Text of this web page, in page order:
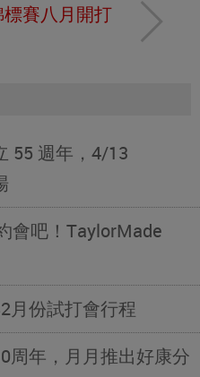
賽八月開打
55 週年，4/13
會吧！TaylorMade
月份試打會行程
周年，月月推出好康分